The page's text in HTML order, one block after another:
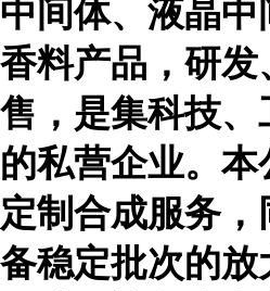
中间体、液晶中
香料产品，研发
售，是集科技
的私营企业。
定制合成服务
备稳定批次的放